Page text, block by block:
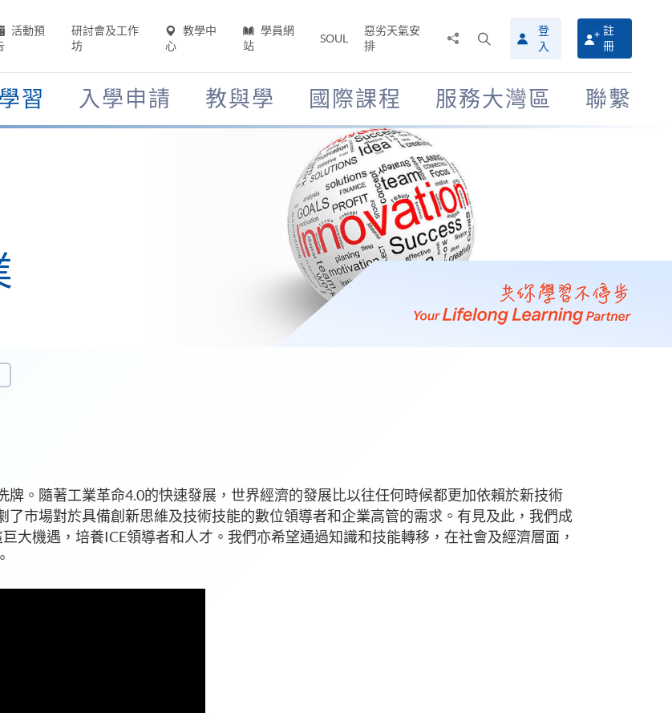
活動預
研討會及工作
坊
教學中
心
學員網
站
SOUL
惡劣天氣安
排
搜
尋
介
面
登
入
註
冊
學習 入學申請 教與學 國際課程 服務大灣區 聯繫
。隨著工業革命4.0的快速發展，世界經濟的發展比以往任何時候都更加依賴於新技術
市場對於具備創新思維及技術技能的數位領導者和企業高管的需求。有見及此，我們成
大機遇，培養ICE領導者和人才。我們亦希望通過知識和技能轉移，在社會及經濟層面，